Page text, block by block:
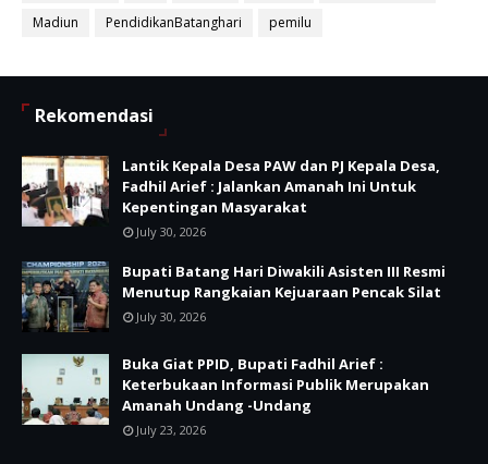
Madiun
PendidikanBatanghari pemilu
Rekomendasi
Lantik Kepala Desa PAW dan PJ Kepala Desa,
Fadhil Arief : Jalankan Amanah Ini Untuk
Kepentingan Masyarakat
July 30, 2026
Bupati Batang Hari Diwakili Asisten III Resmi
Menutup Rangkaian Kejuaraan Pencak Silat
July 30, 2026
Buka Giat PPID, Bupati Fadhil Arief :
Keterbukaan Informasi Publik Merupakan
Amanah Undang -Undang
July 23, 2026